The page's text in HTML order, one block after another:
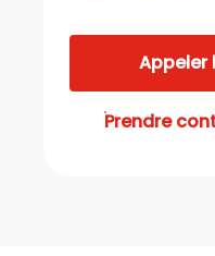
Appeler
Prendre